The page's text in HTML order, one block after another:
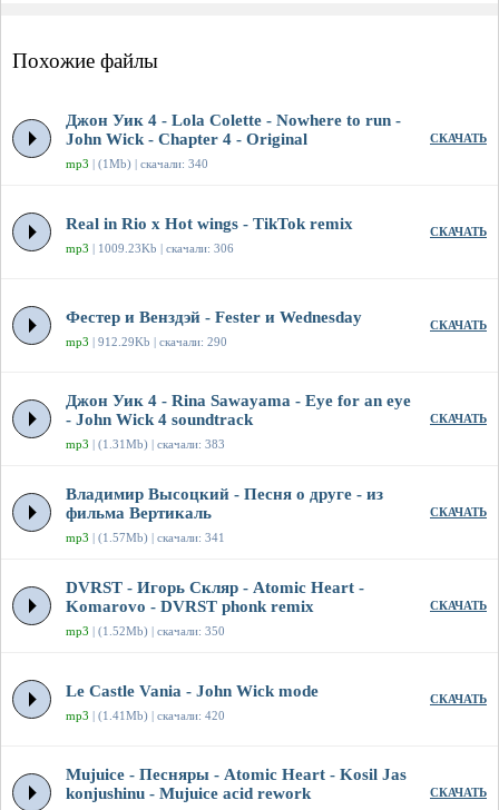
Похожие файлы
Джон Уик 4 - Lola Colette - Nowhere to run -
John Wick - Chapter 4 - Original
mp3 | (1Mb) | скачали: 340
СКАЧАТЬ
Real in Rio x Hot wings - TikTok remix
mp3 | 1009.23Kb | скачали: 306
СКАЧАТЬ
Фестер и Венздэй - Fester и Wednesday
mp3 | 912.29Kb | скачали: 290
СКАЧАТЬ
Джон Уик 4 - Rina Sawayama - Eye for an eye
- John Wick 4 soundtrack
mp3 | (1.31Mb) | скачали: 383
СКАЧАТЬ
Владимир Высоцкий - Песня о друге - из
фильма Вертикаль
mp3 | (1.57Mb) | скачали: 341
СКАЧАТЬ
DVRST - Игорь Скляр - Atomic Heart -
Komarovo - DVRST phonk remix
mp3 | (1.52Mb) | скачали: 350
СКАЧАТЬ
Le Castle Vania - John Wick mode
mp3 | (1.41Mb) | скачали: 420
СКАЧАТЬ
Mujuice - Песняры - Atomic Heart - Kosil Jas
konjushinu - Mujuice acid rework
СКАЧАТЬ